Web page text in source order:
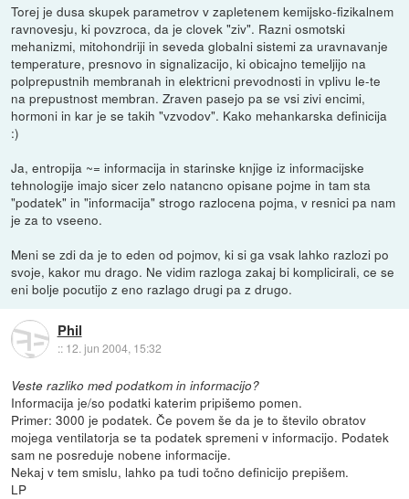
Torej je dusa skupek parametrov v zapletenem kemijsko-fizikalnem
ravnovesju, ki povzroca, da je clovek "ziv". Razni osmotski
mehanizmi, mitohondriji in seveda globalni sistemi za uravnavanje
temperature, presnovo in signalizacijo, ki obicajno temeljijo na
polprepustnih membranah in elektricni prevodnosti in vplivu le-te
na prepustnost membran. Zraven pasejo pa se vsi zivi encimi,
hormoni in kar je se takih "vzvodov". Kako mehankarska definicija
:)
Ja, entropija ~= informacija in starinske knjige iz informacijske
tehnologije imajo sicer zelo natancno opisane pojme in tam sta
"podatek" in "informacija" strogo razlocena pojma, v resnici pa nam
je za to vseeno.
Meni se zdi da je to eden od pojmov, ki si ga vsak lahko razlozi po
svoje, kakor mu drago. Ne vidim razloga zakaj bi komplicirali, ce se
eni bolje pocutijo z eno razlago drugi pa z drugo.
Phil
:: 12. jun 2004, 15:32
Veste razliko med podatkom in informacijo?
Informacija je/so podatki katerim pripišemo pomen.
Primer: 3000 je podatek. Če povem še da je to število obratov
mojega ventilatorja se ta podatek spremeni v informacijo. Podatek
sam ne posreduje nobene informacije.
Nekaj v tem smislu, lahko pa tudi točno definicijo prepišem.
LP